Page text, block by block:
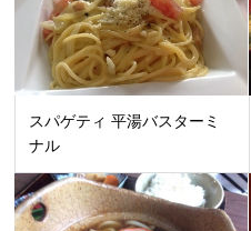
スパゲティ 平湯バスターミ
ナル